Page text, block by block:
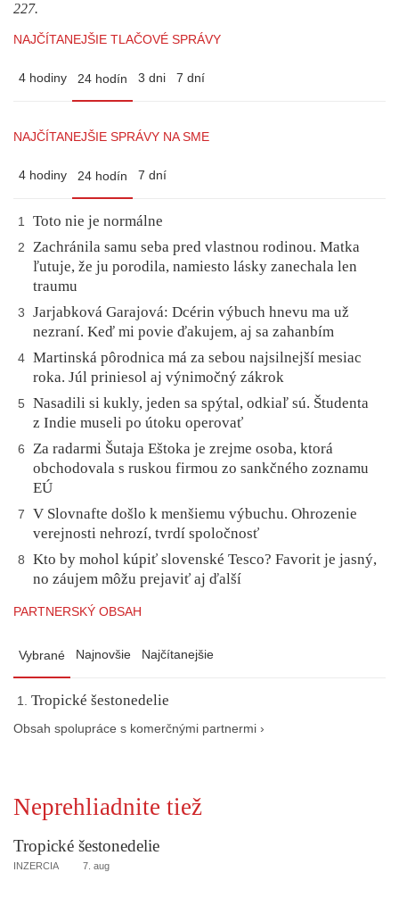
227.
NAJČÍTANEJŠIE TLAČOVÉ SPRÁVY
4 hodiny 24 hodín 3 dni 7 dní
NAJČÍTANEJŠIE SPRÁVY NA SME
4 hodiny 24 hodín 7 dní
1 Toto nie je normálne
2
Zachránila samu seba pred vlastnou rodinou. Matka
ľutuje, že ju porodila, namiesto lásky zanechala len
traumu
3
Jarjabková Garajová: Dcérin výbuch hnevu ma už
nezraní. Keď mi povie ďakujem, aj sa zahanbím
4 Martinská pôrodnica má za sebou najsilnejší mesiac
roka. Júl priniesol aj výnimočný zákrok
5
Nasadili si kukly, jeden sa spýtal, odkiaľ sú. Študenta
z Indie museli po útoku operovať
6
Za radarmi Šutaja Eštoka je zrejme osoba, ktorá
obchodovala s ruskou firmou zo sankčného zoznamu
EÚ
7
V Slovnafte došlo k menšiemu výbuchu. Ohrozenie
verejnosti nehrozí, tvrdí spoločnosť
8
Kto by mohol kúpiť slovenské Tesco? Favorit je jasný,
no záujem môžu prejaviť aj ďalší
PARTNERSKÝ OBSAH
Vybrané Najnovšie Najčítanejšie
Tropické šestonedelie
Obsah spolupráce s komerčnými partnermi ›
Neprehliadnite tiež
Tropické šestonedelie
INZERCIA 7. aug